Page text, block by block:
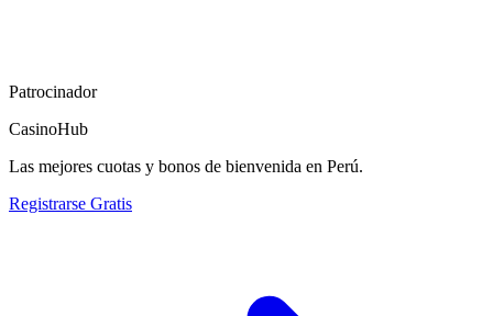
Patrocinador
CasinoHub
Las mejores cuotas y bonos de bienvenida en Perú.
Registrarse Gratis